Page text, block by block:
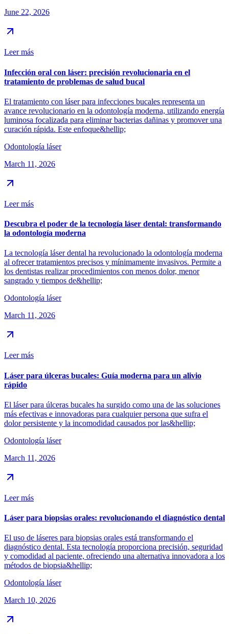
June 22, 2026
Leer más
Infección oral con láser: precisión revolucionaria en el
tratamiento de problemas de salud bucal
El tratamiento con láser para infecciones bucales representa un
avance revolucionario en la odontología moderna, utilizando energía
luminosa focalizada para eliminar bacterias dañinas y promover una
curación rápida. Este enfoque&hellip;
Odontología láser
March 11, 2026
Leer más
Descubra el poder de la tecnología láser dental: transformando
la odontología moderna
La tecnología láser dental ha revolucionado la odontología moderna
al ofrecer tratamientos precisos y mínimamente invasivos. Permite a
los dentistas realizar procedimientos con menos dolor, menor
sangrado y tiempos de&hellip;
Odontología láser
March 11, 2026
Leer más
Láser para úlceras bucales: Guía moderna para un alivio
rápido
El láser para úlceras bucales ha surgido como una de las soluciones
más efectivas e innovadoras para cualquier persona que sufra el
dolor persistente y la incomodidad causados por las&hellip;
Odontología láser
March 11, 2026
Leer más
Láser para biopsias orales: revolucionando el diagnóstico dental
El uso de láseres para biopsias orales está transformando el
diagnóstico dental. Esta tecnología proporciona precisión, seguridad
y comodidad al paciente, ofreciendo una alternativa innovadora a los
métodos de biopsia&hellip;
Odontología láser
March 10, 2026